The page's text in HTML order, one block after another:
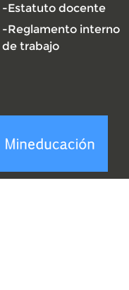
-Estatuto docente
-Reglamento interno
de trabajo